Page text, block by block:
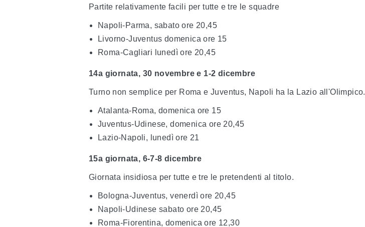
Partite relativamente facili per tutte e tre le squadre
Napoli-Parma, sabato ore 20,45
Livorno-Juventus domenica ore 15
Roma-Cagliari lunedì ore 20,45
14a giornata, 30 novembre e 1-2 dicembre
Turno non semplice per Roma e Juventus, Napoli ha la Lazio all'Olimpico.
Atalanta-Roma, domenica ore 15
Juventus-Udinese, domenica ore 20,45
Lazio-Napoli, lunedì ore 21
15a giornata, 6-7-8 dicembre
Giornata insidiosa per tutte e tre le pretendenti al titolo.
Bologna-Juventus, venerdì ore 20,45
Napoli-Udinese sabato ore 20,45
Roma-Fiorentina, domenica ore 12,30